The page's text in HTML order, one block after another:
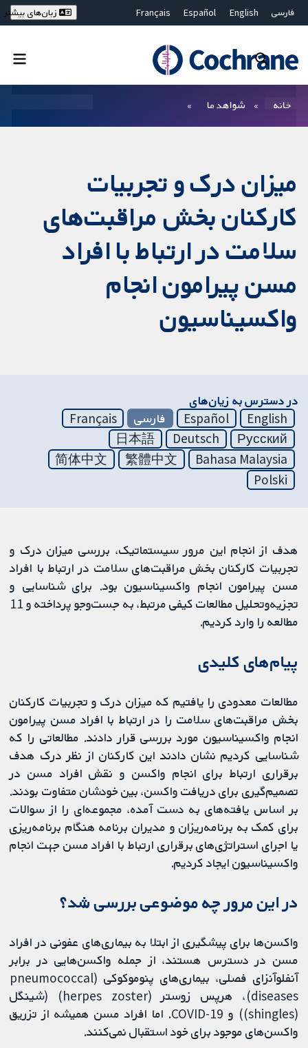
فارسی English
Español
Français
Bahasa Malaysia
ไทย
繁體中文
زبان‌های بیشتر
خانه شواهد ما
میزان درک و تجربیات
کارکنان بخش مراقبت‌‌های
سلامت در ارتباط با افراد
مسن پیرامون انجام
واکسیناسیون
در دسترس به زیان‌های
English
Español فارسی
Français
Русский
Deutsch
日本語
Bahasa Malaysia
繁體中文
简体中文
Polski
هدف از انجام این مرور سیستماتیک، بررسی میزان درک و
تجربیات کارکنان بخش مراقبت‌‌های سلامت در ارتباط با افراد
مسن پیرامون انجام واکسیناسیون بود. برای شناسایی و
تجزیه‌وتحلیل مطالعات کیفی مرتبط، به جست‌وجو پرداخته و 11
مطالعه را وارد کردیم.
پیام‌های کلیدی
مطالعات معدودی را یافتیم که میزان درک و تجربیات کارکنان
بخش مراقبت‌‌های سلامت را در ارتباط با افراد مسن پیرامون
انجام واکسیناسیون مورد بررسی قرار دادند. مطالعاتی را که
شناسایی کردیم نشان دادند این کارکنان از نظر درک هدف
برقراری ارتباط برای انجام واکسن و نقش افراد مسن در
تصمیم‌گیری برای دریافت واکسن، بین خودشان متفاوت بودند.
بر اساس یافته‌های به دست آمده، مجموعه‌ای را از سوالات
برای کمک به برنامه‌ریزان و مدیران برنامه هنگام برنامه‌ریزی
یا اجرای استراتژی‌های برقراری ارتباط با افراد مسن جهت انجام
واکسیناسیون ایجاد کردیم.
در این مرور چه موضوعی بررسی شد؟
واکسن‌ها برای پیشگیری از ابتلا به بیماری‌های عفونی در افراد
مسن در دسترس هستند، از جمله واکسن‌هایی در برابر
آنفلوآنزای فصلی‌، بیماری‌های پنوموکوکی (pneumococcal
diseases)، هرپس زوستر (herpes zoster) (شینگل
(shingles)) و COVID-19. اما افراد مسن همیشه از تزریق
واکسن‌های موجود برای خود استقبال نمی‌کنند.